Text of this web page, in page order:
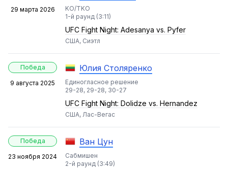
29 марта 2026
KO/TKO
1-й раунд (3:11)
UFC Fight Night: Adesanya vs. Pyfer
США, Сиэтл
Победа
9 августа 2025
Юлия Столяренко
Единогласное решение
29-28, 29-28, 30-27
UFC Fight Night: Dolidze vs. Hernandez
США, Лас-Вегас
Победа
23 ноября 2024
Ван Цун
Сабмишен
2-й раунд (3:49)